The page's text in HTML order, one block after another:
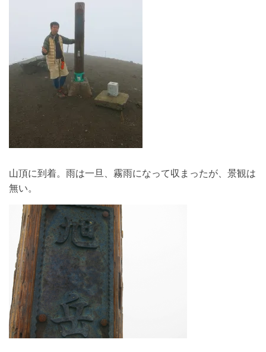
山頂に到着。雨は一旦、霧雨になって収まったが、景観は
無い。